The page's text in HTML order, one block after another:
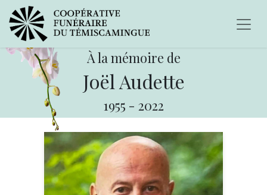
À la mémoire de
Joël Audette
1955 - 2022